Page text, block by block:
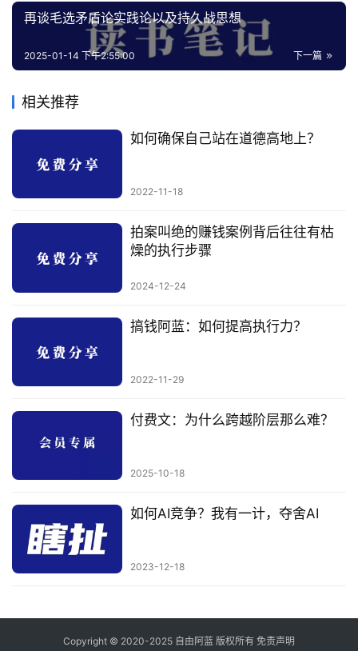
再谈毛选矛盾论实践论以及持久战思想
下一篇
2025-01-14 下午2:55:00
相关推荐
如何确保自己站在道德高地上？
2022-11-18
拍案叫绝的赚钱案例背后往往有枯
燥的执行步骤
2024-12-24
搞钱阿蓝：如何提高执行力？
2022-11-29
付费文：为什么跨越阶层那么难？
2025-10-18
如何AI竞争？我有一计，夺舍AI
2023-12-18
Copyright © 2020-2025 自由阿蓝 版权所有 免责声明